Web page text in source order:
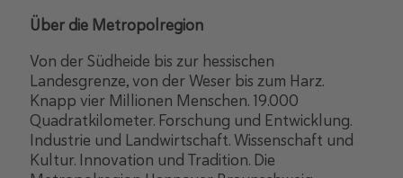
Über die Metropolregion
Von der Südheide bis zur hessischen
Landesgrenze, von der Weser bis zum Harz.
Knapp vier Millionen Menschen. 19.000
Quadratkilometer. Forschung und Entwicklung.
Industrie und Landwirtschaft. Wissenschaft und
Kultur. Innovation und Tradition. Die